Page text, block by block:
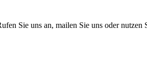
Sie uns an, mailen Sie uns oder nutzen